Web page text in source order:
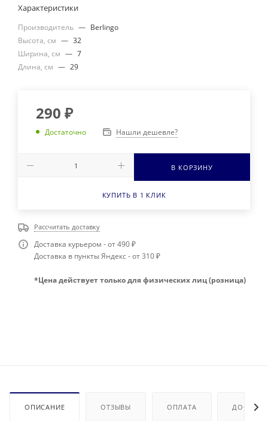
Характеристики
Производитель — Berlingo
Высота, см — 32
Ширина, см — 7
Длина, см — 29
290 ₽
Достаточно Нашли дешевле?
В КОРЗИНУ
КУПИТЬ В 1 КЛИК
Рассчитать доставку
Доставка курьером - от 490 ₽
Доставка в пункты Яндекс - от 310 ₽
*Цена действует только для физических лиц (розница)
ОПИСАНИЕ ОТЗЫВЫ ОПЛАТА